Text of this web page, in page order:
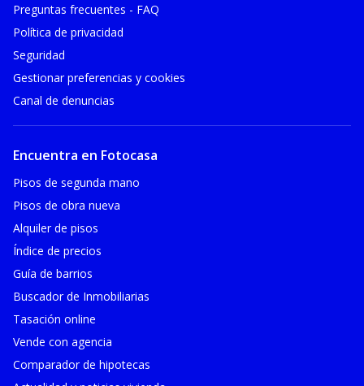
Preguntas frecuentes - FAQ
Política de privacidad
Seguridad
Gestionar preferencias y cookies
Canal de denuncias
Encuentra en Fotocasa
Pisos de segunda mano
Pisos de obra nueva
Alquiler de pisos
Índice de precios
Guía de barrios
Buscador de Inmobiliarias
Tasación online
Vende con agencia
Comparador de hipotecas